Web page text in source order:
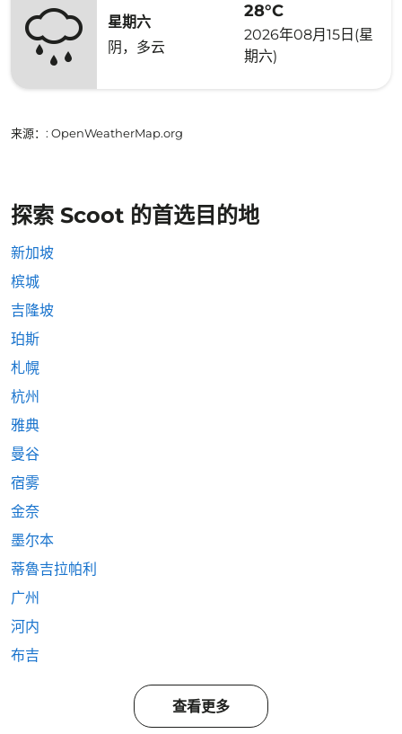
星期六
阴，多云
28°C
2026年08月15日(星
期六)
来源： : OpenWeatherMap.org
探索 Scoot 的首选目的地
新加坡
槟城
吉隆坡
珀斯
札幌
杭州
雅典
曼谷
宿雾
金奈
墨尔本
蒂魯吉拉帕利
广州
河内
布吉
查看更多